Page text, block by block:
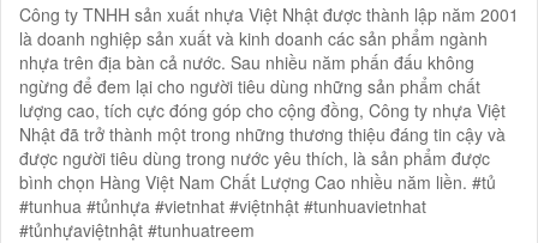
Công ty TNHH sản xuất nhựa Việt Nhật được thành lập năm 2001
là doanh nghiệp sản xuất và kinh doanh các sản phẩm ngành
nhựa trên địa bàn cả nước. Sau nhiều năm phấn đấu không
ngừng để đem lại cho người tiêu dùng những sản phẩm chất
lượng cao, tích cực đóng góp cho cộng đồng, Công ty nhựa Việt
Nhật đã trở thành một trong những thương thiệu đáng tin cậy và
được người tiêu dùng trong nước yêu thích, là sản phẩm được
bình chọn Hàng Việt Nam Chất Lượng Cao nhiều năm liền. #tủ
#tunhua #tủnhựa #vietnhat #việtnhật #tunhuavietnhat
#tủnhựaviệtnhật #tunhuatreem